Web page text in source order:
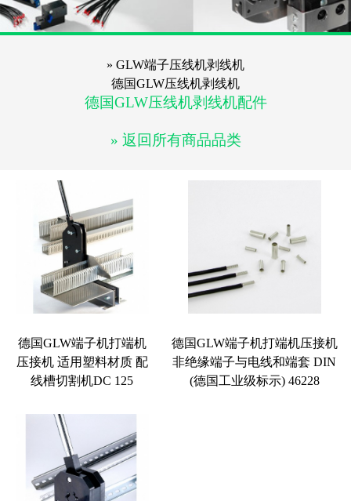
» GLW端子压线机剥线机
德国GLW压线机剥线机
德国GLW压线机剥线机配件
» 返回所有商品品类
德国GLW端子机打端机
压接机 适用塑料材质 配
线槽切割机DC 125
德国GLW端子机打端机压接机
非绝缘端子与电线和端套 DIN
(德国工业级标示) 46228